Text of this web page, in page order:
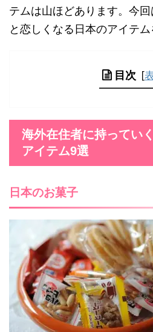
テムは山ほどあります。今
と恋しくなる日本のアイテム
目次 [
海外在住者に持ってい
アイテム9選
日本のお菓子